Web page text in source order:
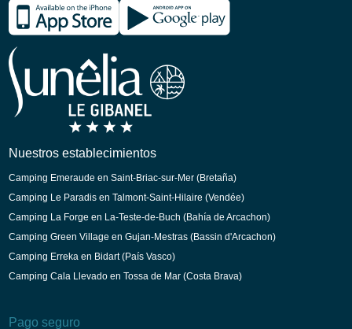
Francés
Inglés
Holandés
Nuestros establecimientos
Camping Emeraude en Saint-Briac-sur-Mer (Bretaña)
Camping Le Paradis en Talmont-Saint-Hilaire (Vendée)
Camping La Forge en La-Teste-de-Buch (Bahía de Arcachon)
Camping Green Village en Gujan-Mestras (Bassin d'Arcachon)
Camping Erreka en Bidart (País Vasco)
Camping Cala Llevado en Tossa de Mar (Costa Brava)
Pago seguro